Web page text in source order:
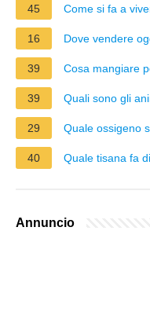
45 Come si fa a
16 Dove vendere
39 Cosa mangiare
39 Quali sono gli
29 Quale ossigeno
40 Quale tisana fa
Annuncio